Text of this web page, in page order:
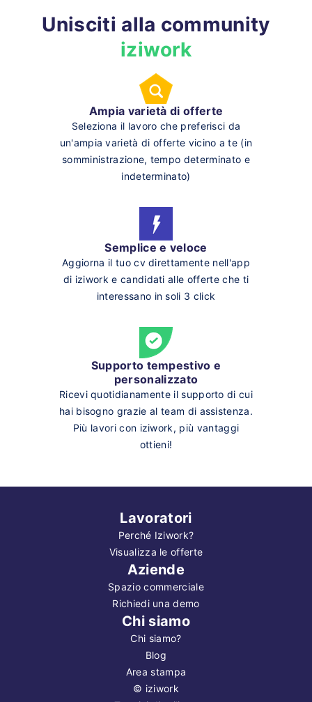
Unisciti alla community
iziwork
Ampia varietà di offerte
Seleziona il lavoro che preferisci da
un'ampia varietà di offerte vicino a te (in
somministrazione, tempo determinato e
indeterminato)
Semplice e veloce
Aggiorna il tuo cv direttamente nell'app
di iziwork e candidati alle offerte che ti
interessano in soli 3 click
Supporto tempestivo e
personalizzato
Ricevi quotidianamente il supporto di cui
hai bisogno grazie al team di assistenza.
Più lavori con iziwork, più vantaggi
ottieni!
Lavoratori
Perché Iziwork?
Visualizza le offerte
Aziende
Spazio commerciale
Richiedi una demo
Chi siamo
Chi siamo?
Blog
Area stampa
© iziwork